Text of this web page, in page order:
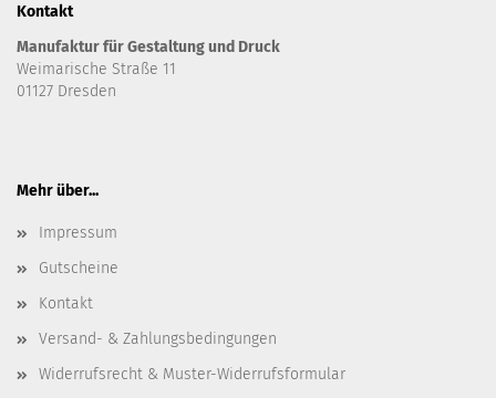
Kontakt
Manufaktur für Gestaltung und Druck
Weimarische Straße 11
01127 Dresden
Mehr über...
Impressum
Gutscheine
Kontakt
Versand- & Zahlungsbedingungen
Widerrufsrecht & Muster-Widerrufsformular